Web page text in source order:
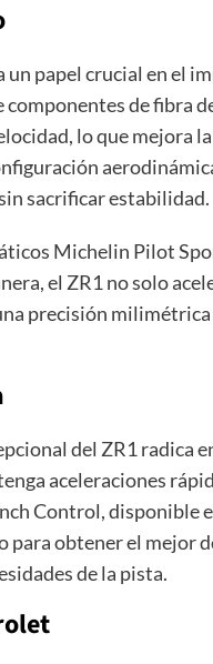
un papel crucial en el
de fibra
lo que mejora
sacrificar estabilidad.
Michelin Pilot
el ZR1 no solo
precisión
del ZR1 radica
aceleraciones
Control, disponible
obtener el mejor
de la pista.